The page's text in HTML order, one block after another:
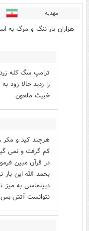
مهدیه
هزاران بار ننگ و مرگ به
ترامپ سگ کله
را زدید حالا زود
خبیث ملعون
هرچند کید و مکر
کم گرفت و نمی
در قرآن مبین
بحمد الله این
دیپلماسی به میز
نتوانست آتش بس